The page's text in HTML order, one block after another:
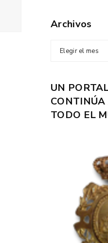
Archivos
Elegir el mes
UN
TODO EL